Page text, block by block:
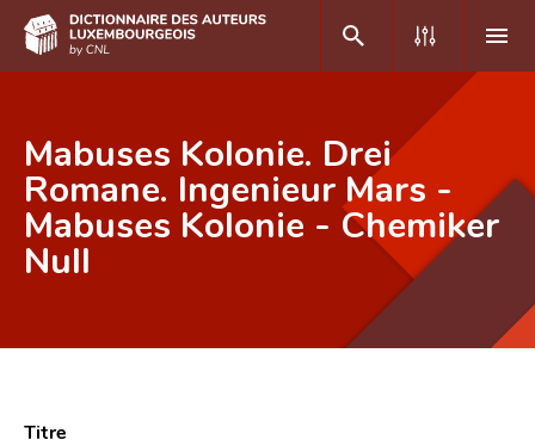
DE FR
Accueil
Auteur(e)s A-Z
Mabuses Kolonie. Drei
Romane. Ingenieur Mars -
Mabuses Kolonie - Chemiker
Null
Titre